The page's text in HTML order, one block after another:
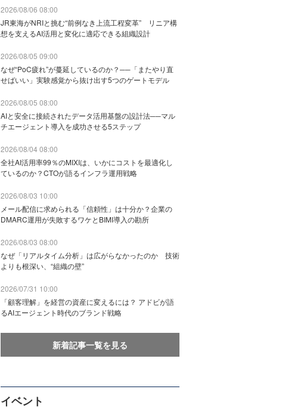
2026/08/06 08:00
JR東海がNRIと挑む“前例なき上流工程変革” リニア構
想を支えるAI活用と変化に適応できる組織設計
2026/08/05 09:00
なぜ“PoC疲れ”が蔓延しているのか？──「またやり直
せばいい」実験感覚から抜け出す5つのゲートモデル
2026/08/05 08:00
AIと安全に接続されたデータ活用基盤の設計法──マル
チエージェント導入を成功させる5ステップ
2026/08/04 08:00
全社AI活用率99％のMIXIは、いかにコストを最適化し
ているのか？CTOが語るインフラ運用戦略
2026/08/03 10:00
メール配信に求められる「信頼性」は十分か？企業の
DMARC運用が失敗するワケとBIMI導入の勘所
2026/08/03 08:00
なぜ「リアルタイム分析」は広がらなかったのか 技術
よりも根深い、“組織の壁”
2026/07/31 10:00
「顧客理解」を経営の資産に変えるには？ アドビが語
るAIエージェント時代のブランド戦略
新着記事一覧を見る
イベント